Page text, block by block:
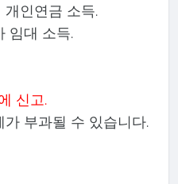
개인연금 소득.
임대 소득.
신고.
부과될 수 있습니다.